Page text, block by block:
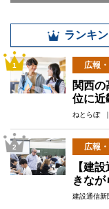
ランキ
1 広報
関西
位に近
ねとらぼ
2 広報
【建
きな
建設通信